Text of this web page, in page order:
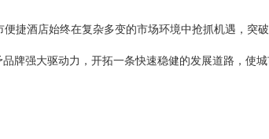
捷酒店始终在复杂多变的市场环境中抢抓机遇，突
牌强大驱动力，开拓一条快速稳健的发展道路，使